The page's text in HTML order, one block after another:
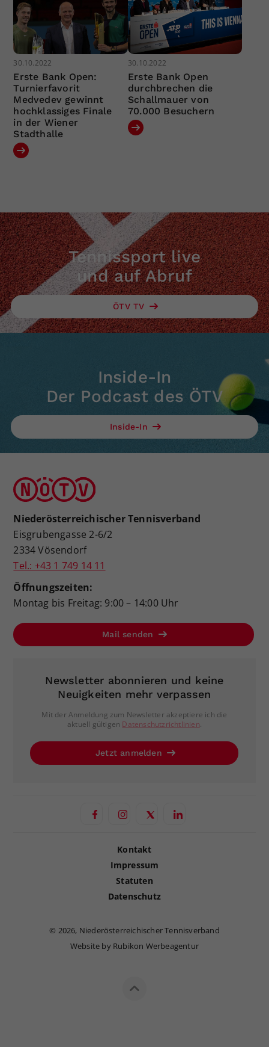
30.10.2022
Erste Bank Open:
Turnierfavorit
Medvedev gewinnt
hochklassiges Finale
in der Wiener
Stadthalle
30.10.2022
Erste Bank Open
durchbrechen die
Schallmauer von
70.000 Besuchern
Tennissport live
und auf Abruf
ÖTV TV
Inside-In
Der Podcast des ÖTV
Inside-In
Niederösterreichischer Tennisverband
Eisgrubengasse 2-6/2
2334 Vösendorf
Tel.: +43 1 749 14 11
Öffnungszeiten:
Montag bis Freitag: 9:00 – 14:00 Uhr
Mail senden
Newsletter abonnieren und keine
Neuigkeiten mehr verpassen
Mit der Anmeldung zum Newsletter akzeptiere ich die
aktuell gültigen Datenschutzrichtlinien.
Jetzt anmelden
Kontakt
Impressum
Statuten
Datenschutz
© 2026, Niederösterreichischer Tennisverband
Website by Rubikon Werbeagentur